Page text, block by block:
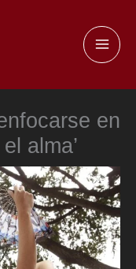
en
alma’